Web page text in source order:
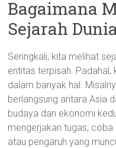
Bagaimana
Sejarah
Seringkali, kita melihat
entitas terpisah. Padahal,
dalam banyak hal.
berlangsung antara Asia
budaya dan ekonomi
mengerjakan tugas,
atau pengaruh yang